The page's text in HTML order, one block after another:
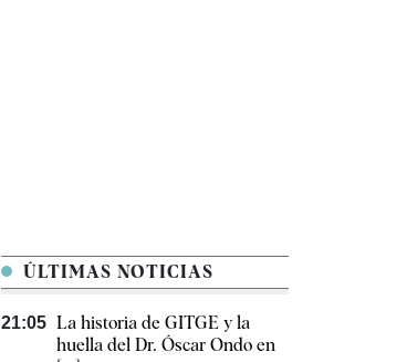
ÚLTIMAS NOTICIAS
21:05 La historia de GITGE y la
huella del Dr. Óscar Ondo en